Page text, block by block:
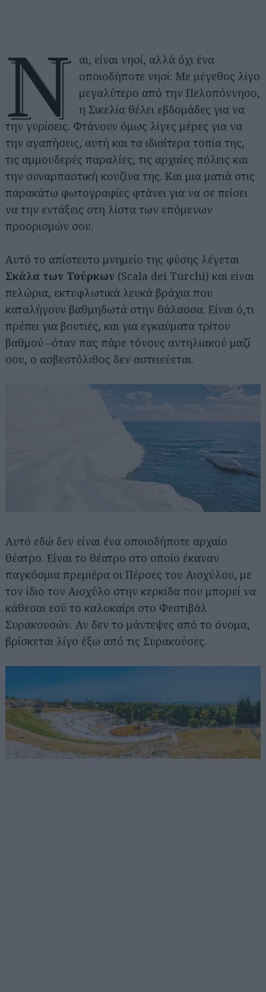
Ν
αι, είναι νησί, αλλά όχι ένα
οποιοδήποτε νησί: Με μέγεθος λίγο
μεγαλύτερο από την Πελοπόννησο,
η Σικελία θέλει εβδομάδες για να
την γυρίσεις. Φτάνουν όμως λίγες μέρες για να
την αγαπήσεις, αυτή και τα ιδιαίτερα τοπία της,
τις αμμουδερές παραλίες, τις αρχαίες πόλεις και
την συναρπαστική κουζίνα της. Και μια ματιά στις
παρακάτω φωτογραφίες φτάνει για να σε πείσει
να την εντάξεις στη λίστα των επόμενων
προορισμών σου.
Αυτό το απίστευτο μνημείο της φύσης λέγεται
Σκάλα των Τούρκων (Scala dei Turchi) και είναι
πελώρια, εκτυφλωτικά λευκά βράχια που
καταλήγουν βαθμηδωτά στην θάλασσα. Είναι ό,τι
πρέπει για βουτιές, και για εγκαύματα τρίτου
βαθμού –όταν πας πάρε τόνους αντηλιακού μαζί
σου, ο ασβεστόλιθος δεν αστειεύεται.
Αυτό εδώ δεν είναι ένα οποιοδήποτε αρχαίο
θέατρο. Είναι το θέατρο στο οποίο έκαναν
παγκόσμια πρεμιέρα οι Πέρσες του Αισχύλου, με
τον ίδιο τον Αισχύλο στην κερκίδα που μπορεί να
κάθεσαι εσύ το καλοκαίρι στο Φεστιβάλ
Συρακουσών. Αν δεν το μάντεψες από το όνομα,
βρίσκεται λίγο έξω από τις Συρακούσες.